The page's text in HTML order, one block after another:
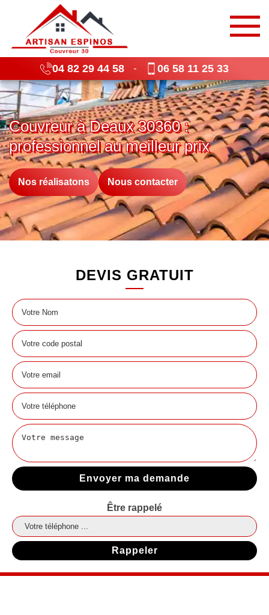
04 82 29 44 58 - 06 58 11 25 33
Couvreur à Deaux 30360 :
professionnel au meilleur prix
Nos réalisatons Nous contacter
DEVIS GRATUIT
Être rappelé